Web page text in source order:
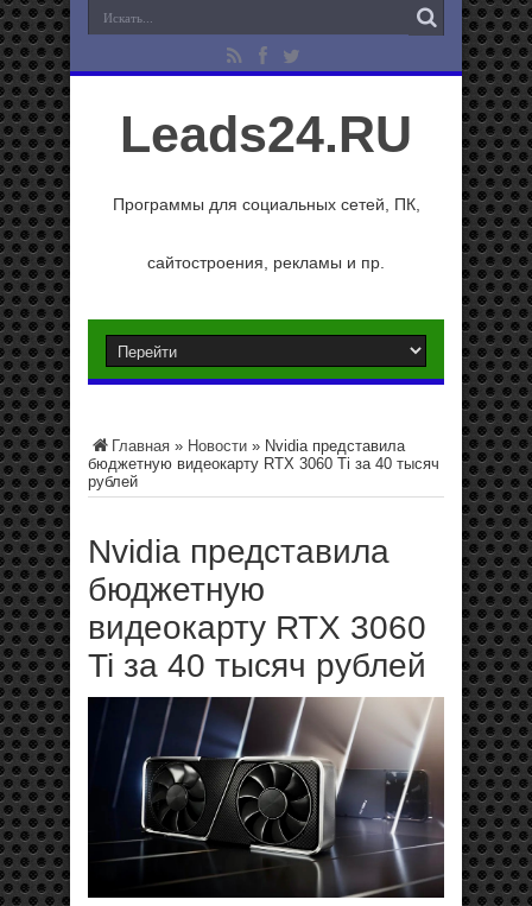
Leads24.RU
Программы для социальных сетей, ПК,
сайтостроения, рекламы и пр.
Главная » Новости » Nvidia представила
бюджетную видеокарту RTX 3060 Ti за 40 тысяч
рублей
Nvidia представила
бюджетную
видеокарту RTX 3060
Ti за 40 тысяч рублей